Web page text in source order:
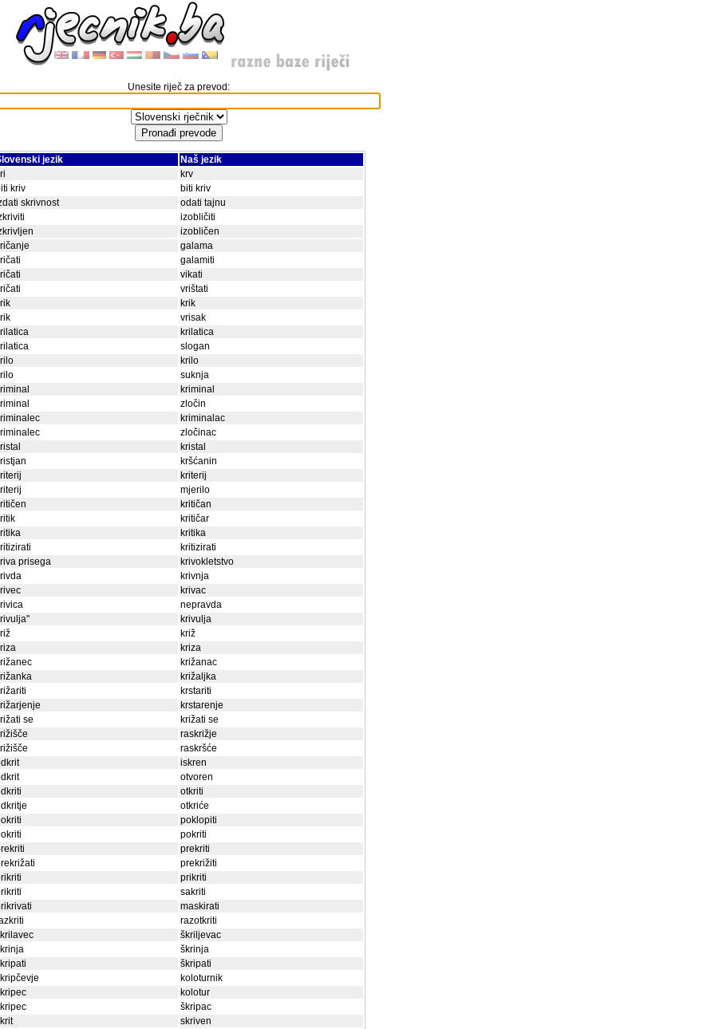
Unesite riječ za prevod:
jezik
Naš jezik
krv
kriv
biti kriv
skrivnost
odati tajnu
izobličiti
izobličen
galama
galamiti
vikati
vrištati
krik
vrisak
krilatica
slogan
krilo
suknja
kriminal
zločin
kriminalac
zločinac
kristal
kršćanin
kriterij
mjerilo
kritičan
kritičar
kritika
kritizirati
prisega
krivokletstvo
krivnja
krivac
nepravda
krivulja
križ
kriza
križanac
križaljka
krstariti
krstarenje
se
križati se
raskrižje
raskršće
iskren
otvoren
otkriti
otkriće
poklopiti
pokriti
prekriti
prekrižiti
prikriti
sakriti
maskirati
razotkriti
škriljevac
škrinja
škripati
koloturnik
kolotur
škripac
skriven